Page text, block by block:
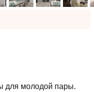
для молодой пары.